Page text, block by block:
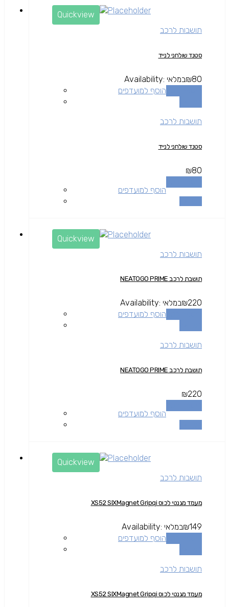
Quickview
תושבות לרכב
סטנד שולחני לנייד
₪80
Availability: במלאי
הוסף למועדפים
תושבות לרכב
סטנד שולחני לנייד
₪80
הוסף למועדפים
Quickview
תושבות לרכב
תושבת לרכב NEATOGO PRIME
₪220
Availability: במלאי
הוסף למועדפים
תושבות לרכב
תושבת לרכב NEATOGO PRIME
₪220
הוסף למועדפים
Quickview
תושבות לרכב
מעמד מגנטי לכוס XS52 SIXMagnet Gripqi
₪149
Availability: במלאי
הוסף למועדפים
תושבות לרכב
מעמד מגנטי לכוס XS52 SIXMagnet Gripqi